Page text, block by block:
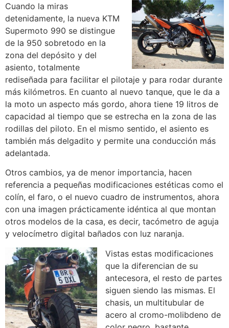
Cuando la miras
detenidamente, la nueva KTM
Supermoto 990 se distingue
de la 950 sobretodo en la
zona del depósito y del
asiento, totalmente
rediseñada para facilitar el pilotaje y para rodar durante
más kilómetros. En cuanto al nuevo tanque, que le da a
la moto un aspecto más gordo, ahora tiene 19 litros de
capacidad al tiempo que se estrecha en la zona de las
rodillas del piloto. En el mismo sentido, el asiento es
también más delgadito y permite una conducción más
adelantada.
Otros cambios, ya de menor importancia, hacen
referencia a pequeñas modificaciones estéticas como el
colín, el faro, o el nuevo cuadro de instrumentos, ahora
con una imagen prácticamente idéntica al que montan
otros modelos de la casa, es decir, tacómetro de aguja
y velocímetro digital bañados con luz naranja.
Vistas estas modificaciones
que la diferencian de su
antecesora, el resto de partes
siguen siendo las mismas. El
chasis, un multitubular de
acero al cromo-molibdeno de